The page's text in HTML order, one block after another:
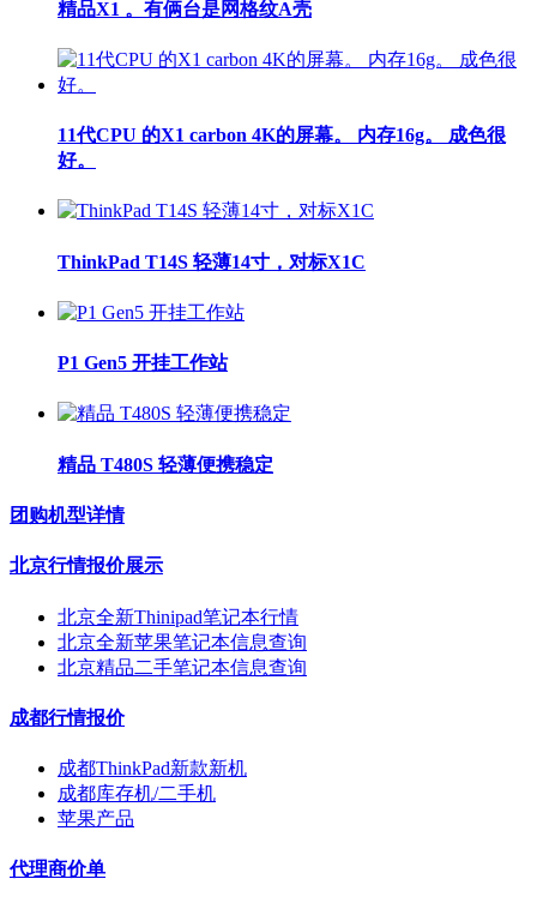
精品X1 。有俩台是网格纹A壳
11代CPU 的X1 carbon 4K的屏幕。 内存16g。 成色很
好。
ThinkPad T14S 轻薄14寸，对标X1C
P1 Gen5 开挂工作站
精品 T480S 轻薄便携稳定
团购机型详情
北京行情报价展示
北京全新Thinipad笔记本行情
北京全新苹果笔记本信息查询
北京精品二手笔记本信息查询
成都行情报价
成都ThinkPad新款新机
成都库存机/二手机
苹果产品
代理商价单